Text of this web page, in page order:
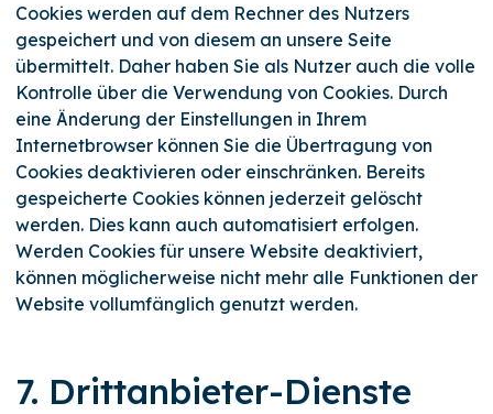
Cookies werden auf dem Rechner des Nutzers
gespeichert und von diesem an unsere Seite
übermittelt. Daher haben Sie als Nutzer auch die volle
Kontrolle über die Verwendung von Cookies. Durch
eine Änderung der Einstellungen in Ihrem
Internetbrowser können Sie die Übertragung von
Cookies deaktivieren oder einschränken. Bereits
gespeicherte Cookies können jederzeit gelöscht
werden. Dies kann auch automatisiert erfolgen.
Werden Cookies für unsere Website deaktiviert,
können möglicherweise nicht mehr alle Funktionen der
Website vollumfänglich genutzt werden.
7. Drittanbieter-Dienste